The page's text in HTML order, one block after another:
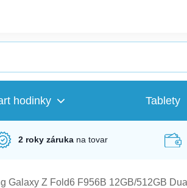
hodinky Tablety
2 roky záruka na tovar
Galaxy Z Fold6 F956B 12GB/512GB